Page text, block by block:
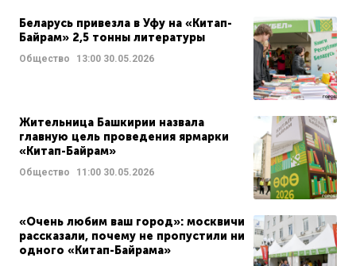
Беларусь привезла в Уфу на «Китап-
Байрам» 2,5 тонны литературы
Общество 13:00 30.05.2026
Жительница Башкирии назвала
главную цель проведения ярмарки
«Китап-Байрам»
Общество 11:00 30.05.2026
«Очень любим ваш город»: москвичи
рассказали, почему не пропустили ни
одного «Китап-Байрама»